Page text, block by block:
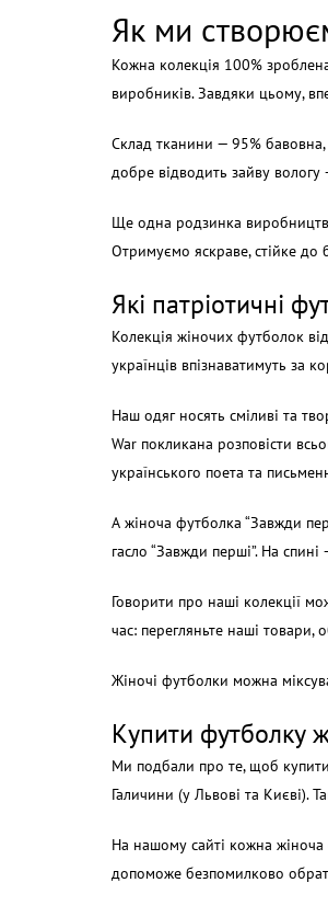
Як ми
Кожна колекція 100%
виробників. Завдяки цьому,
Склад тканини — 95% бавовна,
добре відводить зайву вологу
Ще одна родзинка
Отримуємо яскраве, стійке до
Які патріотичні
Колекція жіночих футболок
українців впізнаватимуть
Наш одяг носять сміливі та
War покликана розповісти
українського поета та
А жіноча футболка “Завжди
гасло “Завжди перші”. На
Говорити про наші колекції
час: перегляньте наші товари,
Жіночі футболки можна
Купити футболку
Ми подбали про те, щоб
Галичини (у Львові та Києві).
На нашому сайті кожна жіноча
допоможе безпомилково